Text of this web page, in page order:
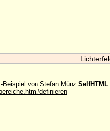
Beispiel von Stefan Münz SelfHTML: